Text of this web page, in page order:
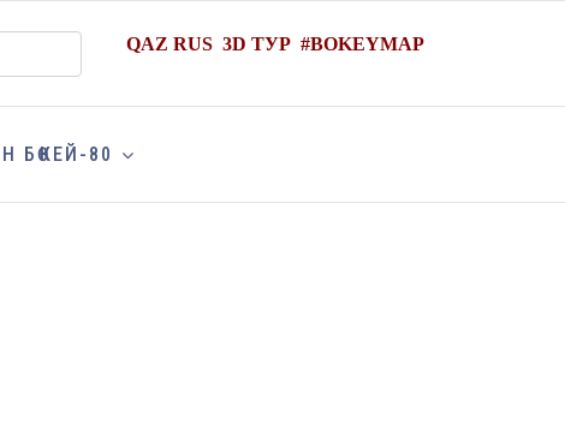
QAZ RUS 3D ТУР #BOKEYMAP
БӨКЕЙ-80